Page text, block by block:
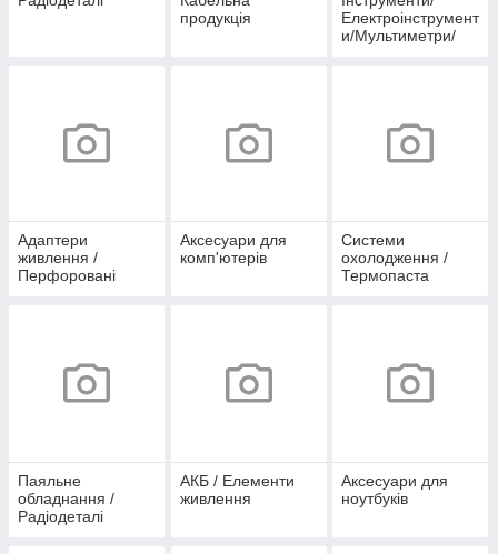
продукція
Електроінструмент
и/Мультиметри/
Адаптери
живлення /
Перфоровані
Аксесуари для
комп'ютерів
Системи
охолодження /
Термопаста
Паяльне
обладнання /
Радіодеталі
АКБ / Елементи
живлення
Аксесуари для
ноутбуків